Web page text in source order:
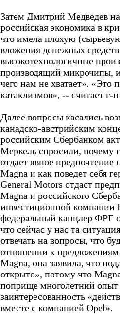
Затем Дмитрий Медведев
российская экономика в
что имела плохую
вложения денежных средств
высокотехнологичные
производящий микрочипы,
чего нам не хватает». «Это
катаклизмов», -- считает г-
Далее вопросы касались
канадско-австрийским
российским Сбербанком
Меркель спросили, почему
отдает явное
Magna и как поведет себя
General Motors отдаст
Magna и российского
инвестиционной компании
федеральный канцлер ФРГ
что сейчас у нас та
отвечать на вопросы, что
отношении к
Magna, она заявила, что
открыто», потому что
поприще многолетний
заинтересованность
вместе с компанией Opel».